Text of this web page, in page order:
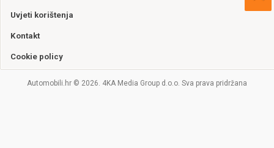
Uvjeti korištenja
Kontakt
Cookie policy
Automobili.hr © 2026. 4KA Media Group d.o.o. Sva prava pridržana